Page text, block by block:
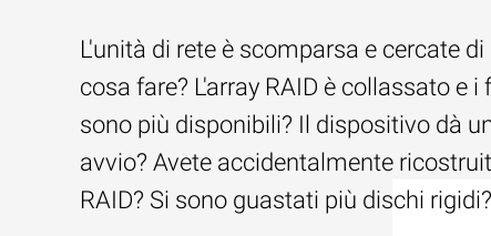
L'unità di rete è scomparsa e cercate
cosa fare? L'array RAID è collassato e i
sono più disponibili? Il dispositivo dà
avvio? Avete accidentalmente
RAID? Si sono guastati più dischi rigidi?